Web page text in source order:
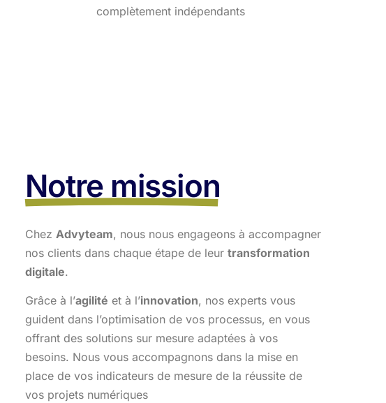
complètement indépendants
Notre mission
Chez Advyteam, nous nous engageons à accompagner
nos clients dans chaque étape de leur transformation
digitale.
Grâce à l’agilité et à l’innovation, nos experts vous
guident dans l’optimisation de vos processus, en vous
offrant des solutions sur mesure adaptées à vos
besoins. Nous vous accompagnons dans la mise en
place de vos indicateurs de mesure de la réussite de
vos projets numériques